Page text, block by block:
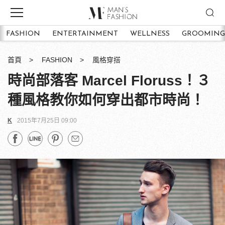
FASHION ENTERTAINMENT WELLNESS GROOMING
首頁 FASHION 風格穿搭
時尚部落客 Marcel Floruss！３
種風格教你如何穿出都市時尚！
K 2015年7月25日 09:00